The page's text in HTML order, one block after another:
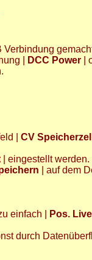
|
DCC Power |
| CV
| eingestellt werden.
| auf dem
einfach | Pos.
durch